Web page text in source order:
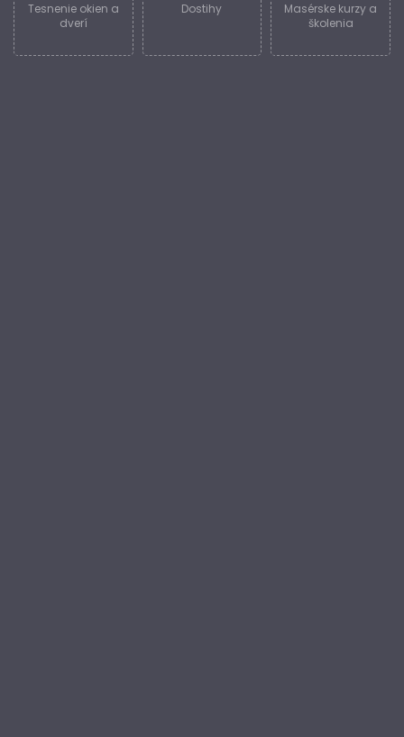
Tesnenie okien a
dverí
Dostihy
Masérske kurzy a
školenia